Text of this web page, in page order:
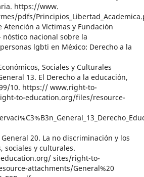
https://www.
pdfs/
Atención a Víctimas y Fundación
nóstico nacional sobre la
lgbti en México: Derecho a la
Sociales y Culturales
13. El Derecho a la educación,
10. https:// www.right-to-
to-education.org/files/resource-
20. La no discriminación y los
sociales y culturales.
sites/right-to-
attachments/General%20